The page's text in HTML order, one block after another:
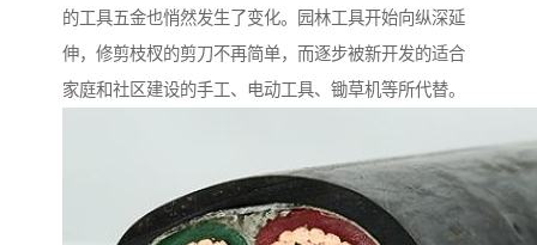
的工具五金也悄然发生了变化。园林工具开始向纵深延
伸，修剪枝杈的剪刀不再简单，而逐步被新开发的适合
家庭和社区建设的手工、电动工具、锄草机等所代替。